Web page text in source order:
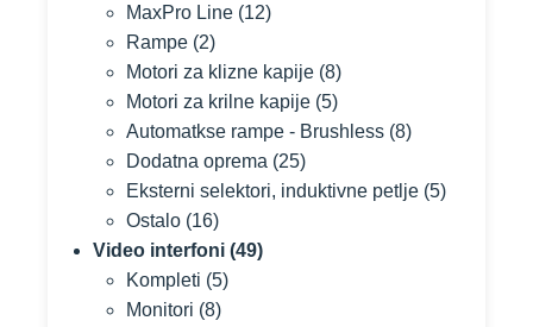
MaxPro Line (12)
Rampe (2)
Motori za klizne kapije (8)
Motori za krilne kapije (5)
Automatkse rampe - Brushless (8)
Dodatna oprema (25)
Eksterni selektori, induktivne petlje (5)
Ostalo (16)
Video interfoni (49)
Kompleti (5)
Monitori (8)